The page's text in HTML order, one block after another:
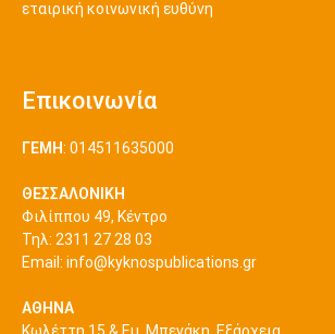
εταιρική κοινωνική ευθύνη
Επικοινωνία
ΓΕΜΗ: 014511635000
ΘΕΣΣΑΛΟΝΙΚΗ
Φιλίππου 49, Κέντρο
Τηλ: 2311 27 28 03
Εmail: info@kyknospublications.gr
ΑΘΗΝΑ